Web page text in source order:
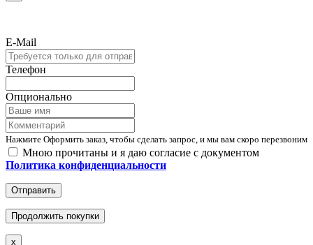
E-Mail
Телефон
Опционально
Нажмите Оформить заказ, чтобы сделать запрос, и мы вам скоро перезвоним
Мною прочитаны и я даю согласие с документом
Политика конфиденциальности
Отправить
Продолжить покупки
x